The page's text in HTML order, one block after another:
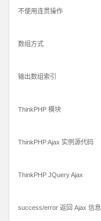
不使用连贯操作
数组方式
输出数组索引
ThinkPHP 模块
ThinkPHP Ajax 实例源代码
ThinkPHP JQuery Ajax
success/error 返回 Ajax 信息